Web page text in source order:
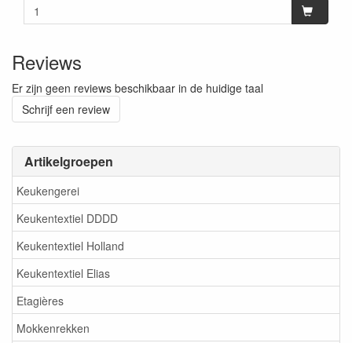
Artikelgroepen
Keukengerei
Keukentextiel DDDD
Keukentextiel Holland
Keukentextiel Elias
Etagières
Mokkenrekken
Reviews
Er zijn geen reviews beschikbaar in de huidige taal
Schrijf een review